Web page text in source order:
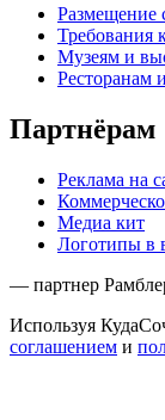
Размещение
Требования
Музеям и
Ресторанам
Партнёрам
Реклама на
Медиа кит
Логотипы в
— партнер
Используя
соглашением и